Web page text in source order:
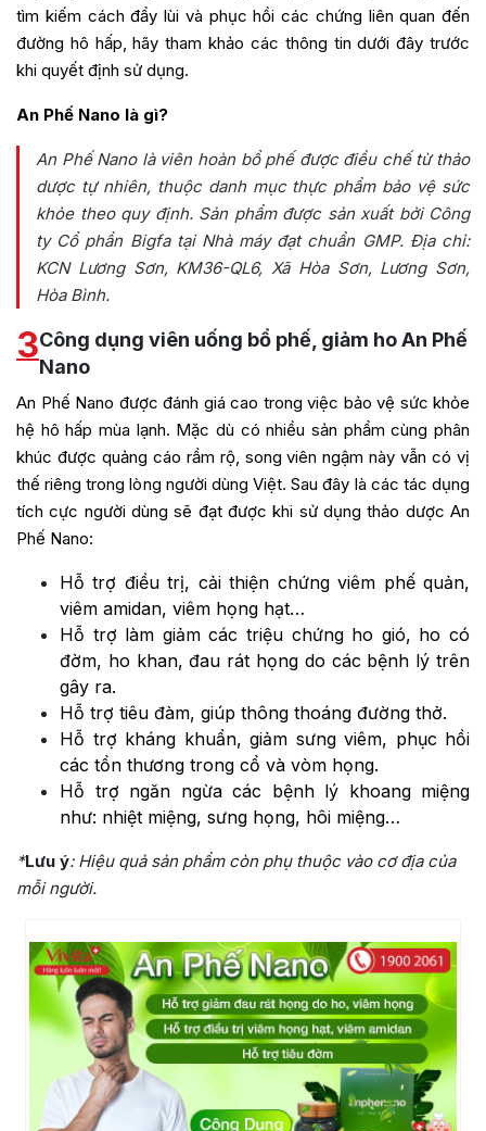
tìm kiếm cách đẩy lùi và phục hồi các chứng liên quan đến
đường hô hấp, hãy tham khảo các thông tin dưới đây trước
khi quyết định sử dụng.
An Phế Nano là gì?
An Phế Nano là viên hoàn bổ phế được điều chế từ thảo
dược tự nhiên, thuộc danh mục thực phẩm bảo vệ sức
khỏe theo quy định. Sản phẩm được sản xuất bởi Công
ty Cổ phần Bigfa tại Nhà máy đạt chuẩn GMP. Địa chỉ:
KCN Lương Sơn, KM36-QL6, Xã Hòa Sơn, Lương Sơn,
Hòa Bình.
3Công dụng viên uống bổ phế, giảm ho An Phế
Nano
An Phế Nano được đánh giá cao trong việc bảo vệ sức khỏe
hệ hô hấp mùa lạnh. Mặc dù có nhiều sản phẩm cùng phân
khúc được quảng cáo rầm rộ, song viên ngậm này vẫn có vị
thế riêng trong lòng người dùng Việt. Sau đây là các tác dụng
tích cực người dùng sẽ đạt được khi sử dụng thảo dược An
Phế Nano:
Hỗ trợ điều trị, cải thiện chứng viêm phế quản,
viêm amidan, viêm họng hạt…
Hỗ trợ làm giảm các triệu chứng ho gió, ho có
đờm, ho khan, đau rát họng do các bệnh lý trên
gây ra.
Hỗ trợ tiêu đàm, giúp thông thoáng đường thở.
Hỗ trợ kháng khuẩn, giảm sưng viêm, phục hồi
các tổn thương trong cổ và vòm họng.
Hỗ trợ ngăn ngừa các bệnh lý khoang miệng
như: nhiệt miệng, sưng họng, hôi miệng…
*Lưu ý: Hiệu quả sản phẩm còn phụ thuộc vào cơ địa của
mỗi người.